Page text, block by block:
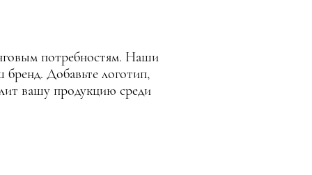
потребностям. Наши
Добавьте логотип,
вашу продукцию среди